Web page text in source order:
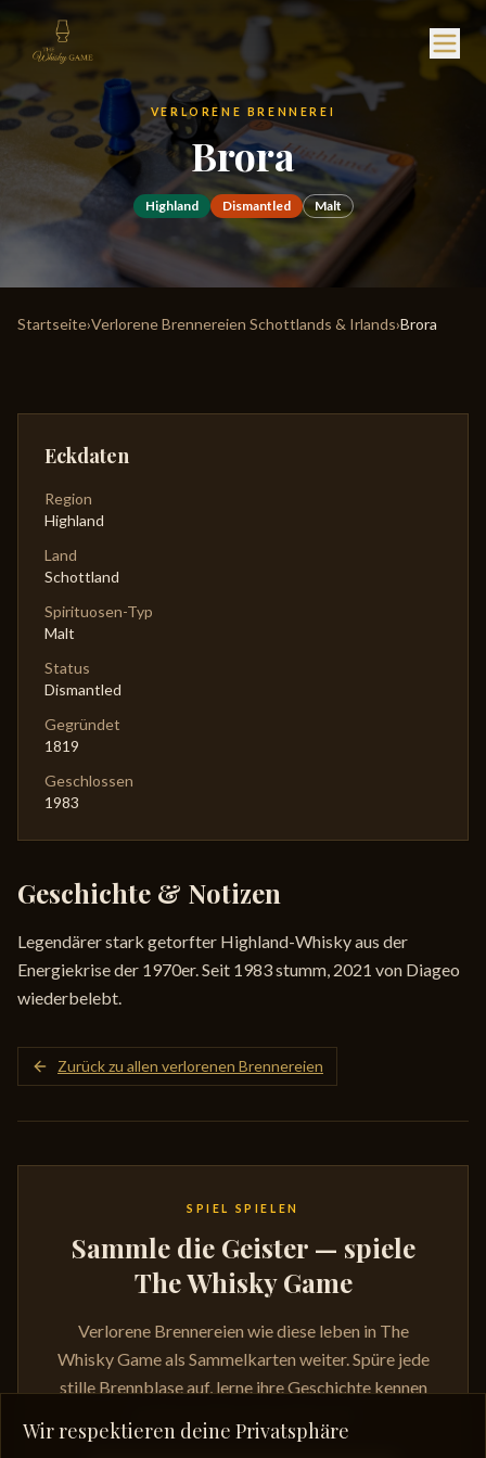
VERLORENE BRENNEREI
Brora
Highland Dismantled Malt
Startseite›Verlorene Brennereien Schottlands & Irlands›Brora
Eckdaten
Region
Highland
Land
Schottland
Spirituosen-Typ
Malt
Status
Dismantled
Gegründet
1819
Geschlossen
1983
Geschichte & Notizen
Legendärer stark getorfter Highland-Whisky aus der
Energiekrise der 1970er. Seit 1983 stumm, 2021 von Diageo
wiederbelebt.
Zurück zu allen verlorenen Brennereien
SPIEL SPIELEN
Sammle die Geister — spiele
The Whisky Game
Verlorene Brennereien wie diese leben in The
Whisky Game als Sammelkarten weiter. Spüre jede
stille Brennblase auf, lerne ihre Geschichte kennen
Wir respektieren deine Privatsphäre